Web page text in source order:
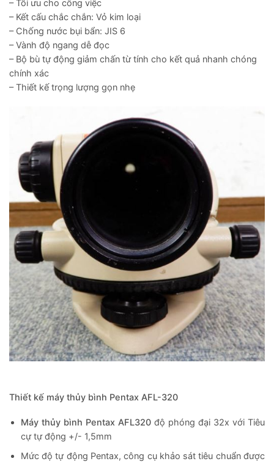
– Tối ưu cho công việc
– Kết cấu chắc chắn: Vỏ kim loại
– Chống nước bụi bẩn: JIS 6
– Vành độ ngang dễ đọc
– Bộ bù tự động giảm chấn từ tính cho kết quả nhanh chóng
chính xác
– Thiết kế trọng lượng gọn nhẹ
Thiết kế máy thủy bình Pentax AFL-320
Máy thủy bình Pentax AFL320độ phóng đại 32x với Tiêu
cự tự động +/- 1,5mm
Mức độ tự động Pentax, công cụ khảo sát tiêu chuẩn được